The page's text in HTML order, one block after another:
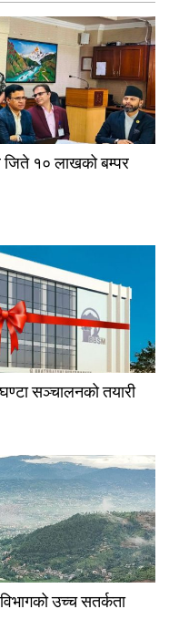
जिते १० लाखको बम्पर
सञ्चालनको तयारी
उच्च सतर्कता